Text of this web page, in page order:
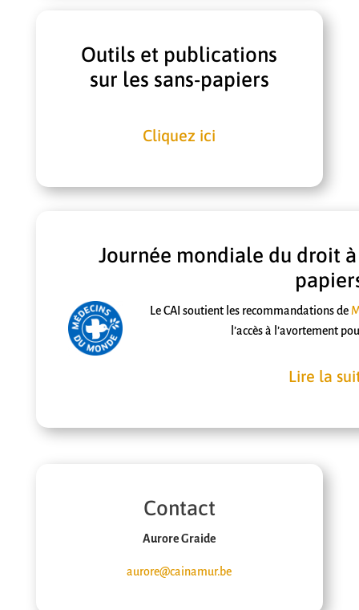
Outils et publications
sur les sans-papiers
Cliquez ici
Journée mondiale du droit
Le CAI soutient les recommandations de
l’accès à l’avortement
Lire la
Contact
Aurore Graide
aurore@cainamur.be